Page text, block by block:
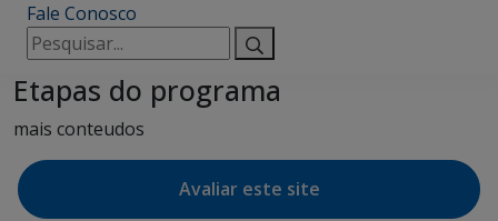
Fale Conosco
Pesquisar
por:
Etapas do programa
mais conteudos
Avaliar este site